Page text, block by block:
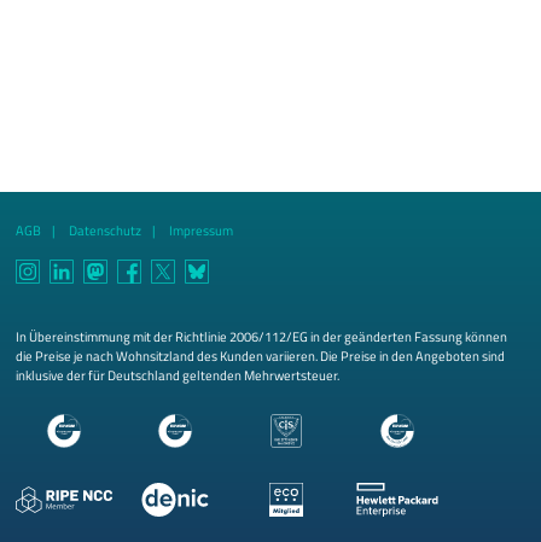
AGB Datenschutz Impressum
In Übereinstimmung mit der Richtlinie 2006/112/EG in der geänderten Fassung können
die Preise je nach Wohnsitzland des Kunden variieren. Die Preise in den Angeboten sind
inklusive der für Deutschland geltenden Mehrwertsteuer.